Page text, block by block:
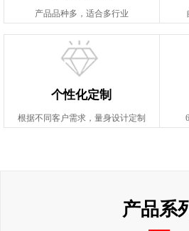
产品品种多，适合多行业
个性化定制
根据不同客户需求，量身设计定制
产品系